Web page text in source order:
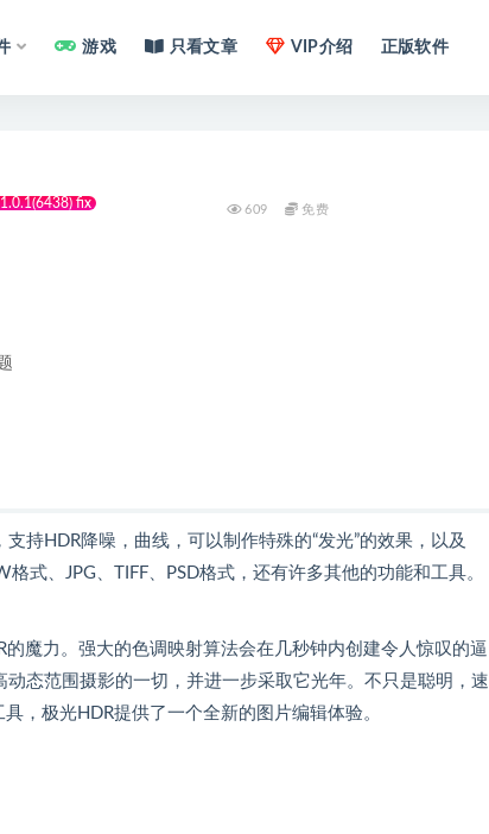
游戏 只看文章 VIP介绍 正版软件
fix 609 免费
持HDR降噪，曲线，可以制作特殊的“发光”的效果，以及
式、JPG、TIFF、PSD格式，还有许多其他的功能和工具。
魔力。强大的色调映射算法会在几秒钟内创建令人惊叹的逼
态范围摄影的一切，并进一步采取它光年。不只是聪明，速
，极光HDR提供了一个全新的图片编辑体验。